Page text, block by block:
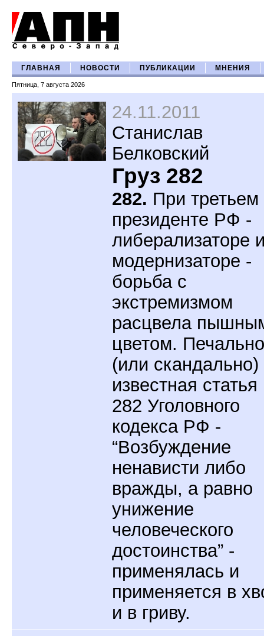
ГЛАВНАЯ НОВОСТИ ПУБЛИКАЦИИ МНЕНИЯ
Пятница, 7 августа 2026
24.11.2011
Станислав
Белковский
Груз 282
282. При третьем
президенте РФ -
либерализаторе
модернизаторе -
борьба с
экстремизмом
расцвела
цветом. Печально
(или скандально)
известная статья
282 Уголовного
кодекса РФ -
“Возбуждение
ненависти либо
вражды, а равно
унижение
человеческого
достоинства” -
применялась и
применяется в
и в гриву.